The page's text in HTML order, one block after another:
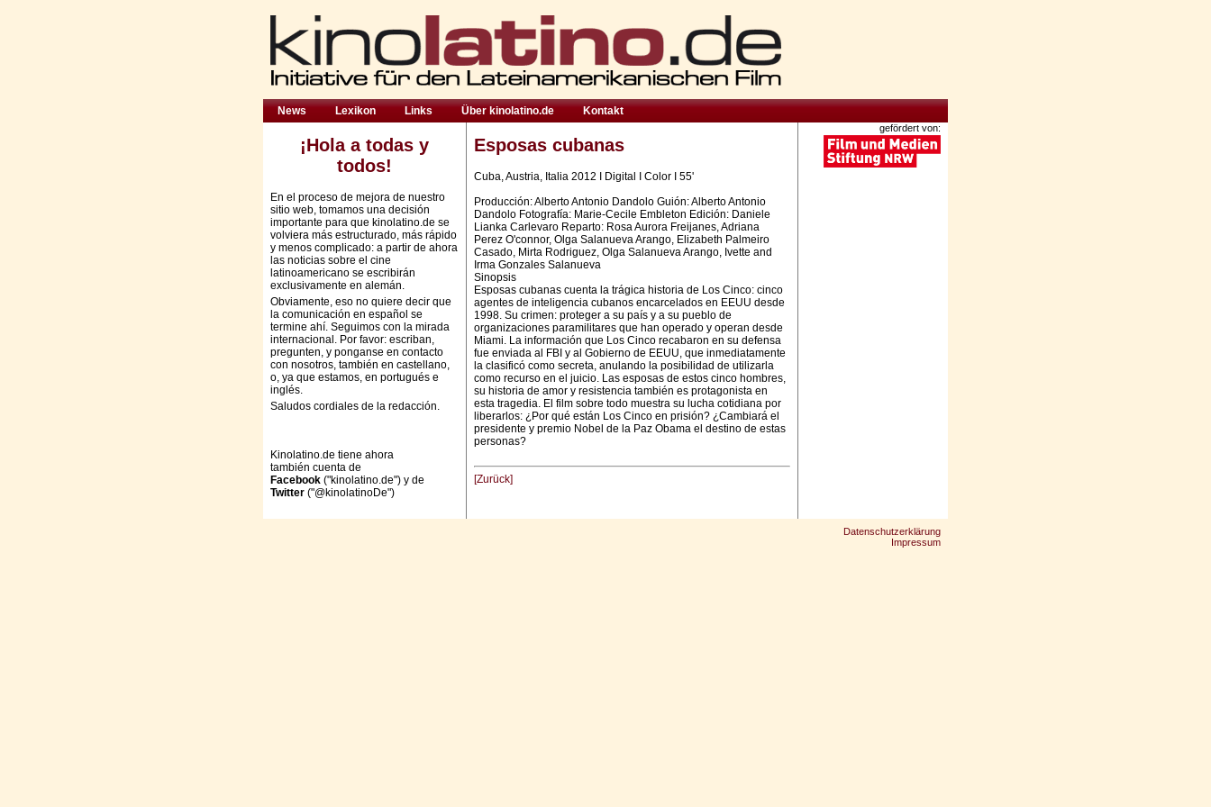
News Lexikon Links Über kinolatino.de Kontakt
¡Hola a todas y
todos!
En el proceso de mejora de nuestro
sitio web, tomamos una decisión
importante para que kinolatino.de se
volviera más estructurado, más rápido
y menos complicado: a partir de ahora
las noticias sobre el cine
latinoamericano se escribirán
exclusivamente en alemán.
Obviamente, eso no quiere decir que
la comunicación en español se
termine ahí. Seguimos con la mirada
internacional. Por favor: escriban,
pregunten, y ponganse en contacto
con nosotros, también en castellano,
o, ya que estamos, en portugués e
inglés.
Saludos cordiales de la redacción.
Kinolatino.de tiene ahora
también cuenta de
Facebook ("kinolatino.de") y de
Twitter ("@kinolatinoDe")
Esposas cubanas
Cuba, Austria, Italia 2012 I Digital I Color I 55'
Producción: Alberto Antonio Dandolo Guión: Alberto Antonio
Dandolo Fotografía: Marie-Cecile Embleton Edición: Daniele
Lianka Carlevaro Reparto: Rosa Aurora Freijanes, Adriana
Perez O'connor, Olga Salanueva Arango, Elizabeth Palmeiro
Casado, Mirta Rodriguez, Olga Salanueva Arango, Ivette and
Irma Gonzales Salanueva
Sinopsis
Esposas cubanas cuenta la trágica historia de Los Cinco: cinco
agentes de inteligencia cubanos encarcelados en EEUU desde
1998. Su crimen: proteger a su país y a su pueblo de
organizaciones paramilitares que han operado y operan desde
Miami. La información que Los Cinco recabaron en su defensa
fue enviada al FBI y al Gobierno de EEUU, que inmediatamente
la clasificó como secreta, anulando la posibilidad de utilizarla
como recurso en el juicio. Las esposas de estos cinco hombres,
su historia de amor y resistencia también es protagonista en
esta tragedia. El film sobre todo muestra su lucha cotidiana por
liberarlos: ¿Por qué están Los Cinco en prisión? ¿Cambiará el
presidente y premio Nobel de la Paz Obama el destino de estas
personas?
[Zurück]
gefördert von:
Datenschutzerklärung
Impressum